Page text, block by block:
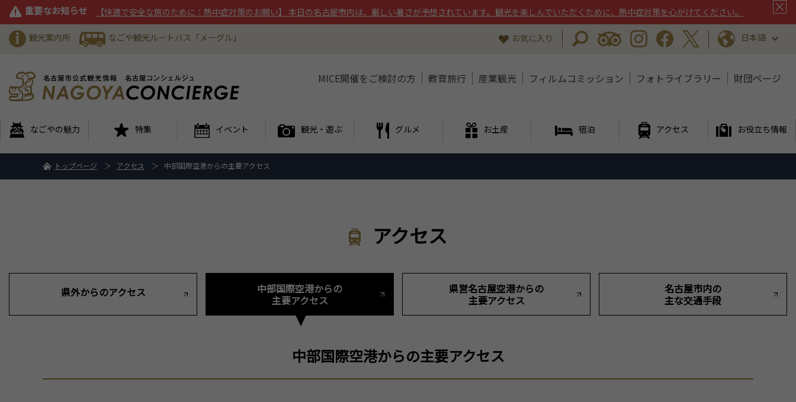
重要なお知らせ 【快適で安全な旅のために：熱中症対策のお願い】 本日の名古屋市内は、厳しい暑さが予想されています。観光を楽しんでいただくために、熱中症対策を心がけてください。
観光案内所 なごや観光ルートバス「メーグル」 お気に入り 日本語
MICE開催をご検討の方 教育旅行 産業観光 フィルムコミッション フォトライブラリー 財団ページ
なごやの魅力 特集 イベント 観光・遊ぶ グルメ お土産 宿泊 アクセス お役立ち情報
トップページ アクセス 中部国際空港からの主要アクセス
アクセス
県外からのアクセス
中部国際空港からの
主要アクセス
県営名古屋空港からの
主要アクセス
名古屋市内の
主な交通手段
中部国際空港からの主要アクセス